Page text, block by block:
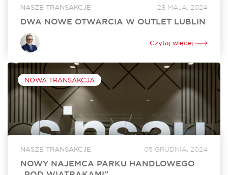
NASZE TRANSAKCJE 28 MAJA, 2024
DWA NOWE OTWARCIA W OUTLET LUBLIN
W czerwcu w Outlet Lublin otworzą się dwa nowe lokale. Na
powiększenie swojego dotychczasowego sklepu o ponad
250 mkw. zdecydował się Ochnik. Nowy lokal o powierzchni
Czytaj więcej
NOWA TRANSAKCJA
NASZE TRANSAKCJE 05 GRUDNIA, 2024
NOWY NAJEMCA PARKU HANDLOWEGO